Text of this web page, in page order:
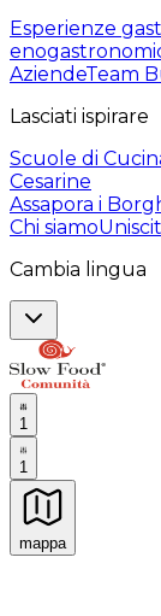
Esperienze
AziendeTeam
Lasciati ispirare
Scuole di
Cesarine
Assapora i
Chi siamo
Cambia lingua
1
1
mappa
Esperienze